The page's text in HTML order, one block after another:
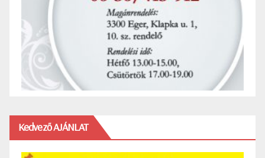
Kedvező AJÁNLAT